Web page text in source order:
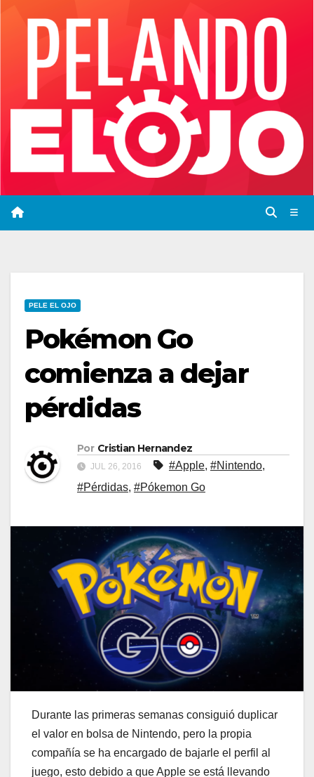
PELE EL OJO
Pokémon Go
comienza a dejar
pérdidas
Por Cristian Hernandez
JUL 26, 2016 #Apple, #Nintendo,
#Pérdidas, #Pókemon Go
Durante las primeras semanas consiguió duplicar
el valor en bolsa de Nintendo, pero la propia
compañía se ha encargado de bajarle el perfil al
juego, esto debido a que Apple se está llevando